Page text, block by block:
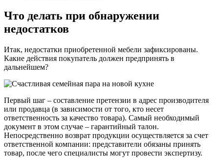
Что делать при обнаружении
недостатков
Итак, недостатки приобретенной мебели зафиксированы.
Какие действия покупатель должен предпринять в
дальнейшем?
Первый шаг – составление претензии в адрес производителя
или продавца (в зависимости от того, кто несет
ответственность за качество товара). Самый необходимый
документ в этом случае – гарантийный талон.
Непосредственно возврат продукции осуществляется за счет
ответственной компании: представители обязаны принять
товар, после чего специалисты могут провести экспертизу.